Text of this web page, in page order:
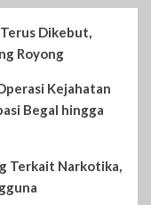
Dikebut,
Royong
Kejahatan
Begal hingga
Terkait Narkotika,